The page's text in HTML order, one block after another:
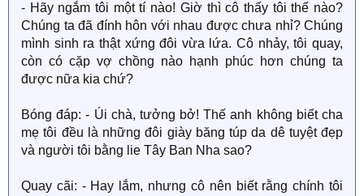
- Hãy ngắm tôi một tí nào! Giờ thì cô thấy tôi thế nào?
Chúng ta đã đính hôn với nhau được chưa nhỉ? Chúng
mình sinh ra thật xứng đôi vừa lứa. Cô nhảy, tôi quay,
còn có cặp vợ chồng nào hạnh phúc hơn chúng ta
được nữa kia chứ?
Bóng đáp: - Úi chà, tưởng bở! Thế anh không biết cha
mẹ tôi đều là những đôi giày băng túp da dê tuyệt đẹp
và người tôi bằng lie Tây Ban Nha sao?
Quay cãi: - Hay lắm, nhưng cô nên biết rằng chính tôi